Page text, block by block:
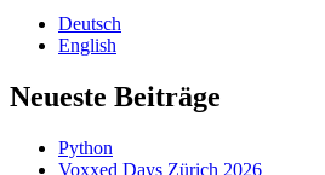
Deutsch
English
Neueste Beiträge
Python
Voxxed Days Zürich 2026